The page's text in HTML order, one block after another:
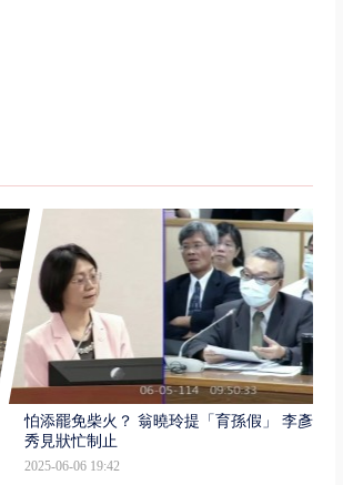
怕添罷免柴火？ 翁曉玲提「育孫假」 李彥
秀見狀忙制止
2025-06-06 19:42